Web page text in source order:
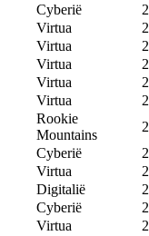
Cyberië
Virtua
Virtua
Virtua
Virtua
Virtua
Rookie
Mountains
Cyberië
Virtua
Digitalië
Cyberië
Virtua